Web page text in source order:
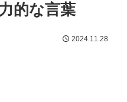
的な言葉
2024.11.28